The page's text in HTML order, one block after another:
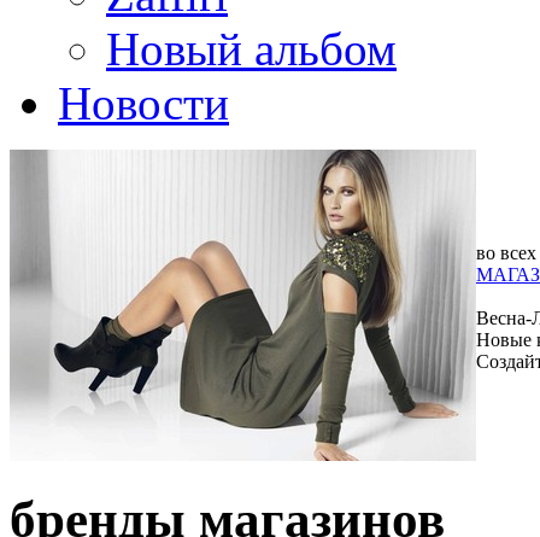
Новый альбом
Новости
во всех
Весна-
Новые
бренды магазинов